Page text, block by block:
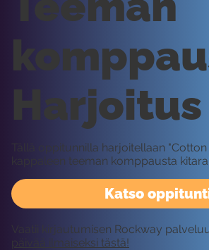
Katso
Harjoitus
Tällä oppitunnilla harjoitellaan
kappaleen teeman komppausta
Vaatii kirjautumisen Rockway
päivää ilmaiseksi tästä!